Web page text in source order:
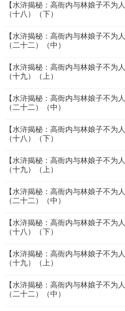
【水浒揭秘：高衙内与林娘子不为
（十八）（下）
【水浒揭秘：高衙内与林娘子不为
（二十二）（中）
【水浒揭秘：高衙内与林娘子不为
（十九）（上）
【水浒揭秘：高衙内与林娘子不为
（二十二）（中）
【水浒揭秘：高衙内与林娘子不为
（十八）（下）
【水浒揭秘：高衙内与林娘子不为
（十九）（上）
【水浒揭秘：高衙内与林娘子不为
（二十二）（中）
【水浒揭秘：高衙内与林娘子不为
（十八）（下）
【水浒揭秘：高衙内与林娘子不为
（十九）（上）
【水浒揭秘：高衙内与林娘子不为
（二十二）（中）